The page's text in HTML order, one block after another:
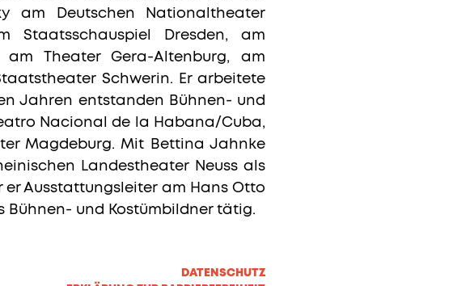
am Deutschen Nationaltheater
Staatsschauspiel Dresden, am
am Theater Gera-Altenburg, am
Schwerin. Er arbeitete
Jahren entstanden Bühnen- und
Nacional de la Habana/Cuba,
Magdeburg. Mit Bettina Jahnke
Landestheater Neuss als
er Ausstattungsleiter am Hans Otto
Bühnen- und Kostümbildner tätig.
DATENSCHUTZ